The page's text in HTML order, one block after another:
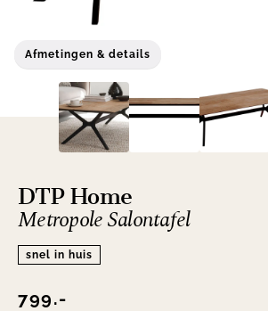
Afmetingen & details
DTP Home
Metropole Salontafel
snel in huis
799.-